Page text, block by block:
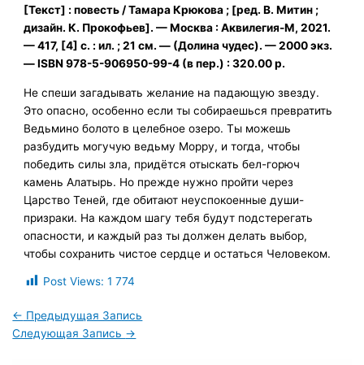
[Текст] : повесть / Тамара Крюкова ; [ред. В. Митин ;
дизайн. К. Прокофьев]. — Москва : Аквилегия-М, 2021.
— 417, [4] с. : ил. ; 21 см. — (Долина чудес). — 2000 экз.
— ISBN 978-5-906950-99-4 (в пер.) : 320.00 р.
Не спеши загадывать желание на падающую звезду.
Это опасно, особенно если ты собираешься превратить
Ведьмино болото в целебное озеро. Ты можешь
разбудить могучую ведьму Морру, и тогда, чтобы
победить силы зла, придётся отыскать бел-горюч
камень Алатырь. Но прежде нужно пройти через
Царство Теней, где обитают неуспокоенные души-
призраки. На каждом шагу тебя будут подстерегать
опасности, и каждый раз ты должен делать выбор,
чтобы сохранить чистое сердце и остаться Человеком.
Post Views: 1 774
← Предыдущая Запись
Следующая Запись →